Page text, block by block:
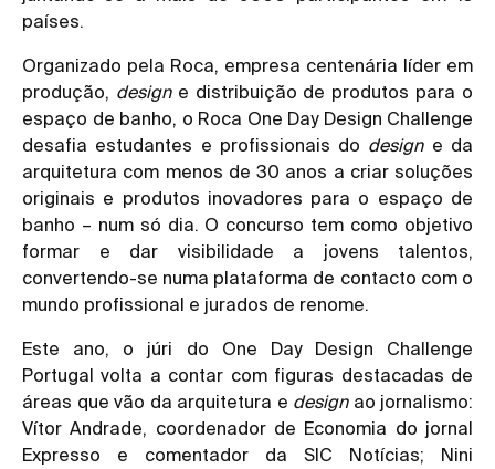
países.
Organizado pela Roca, empresa centenária líder em
produção, designe distribuição de produtos para o
espaço de banho, o Roca One Day Design Challenge
desafia estudantes e profissionais do designe da
arquitetura com menos de 30 anos a criar soluções
originais e produtos inovadores para o espaço de
banho – num só dia. O concurso tem como objetivo
formar e dar visibilidade a jovens talentos,
convertendo-se numa plataforma de contacto com o
mundo profissional e jurados de renome.
Este ano, o júri do One Day Design Challenge
Portugal volta a contar com figuras destacadas de
áreas que vão da arquitetura e designao jornalismo:
Vítor Andrade, coordenador de Economia do jornal
Expresso e comentador da SIC Notícias; Nini